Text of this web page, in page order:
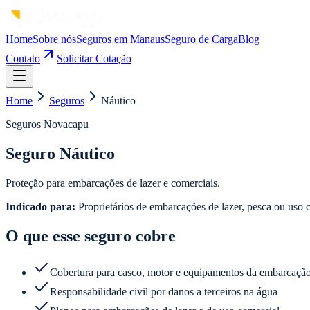
HomeSobre nósSeguros em ManausSeguro de CargaBlog
Contato
Solicitar Cotação
Home Seguros
Náutico
Seguros Novacapu
Seguro Náutico
Proteção para embarcações de lazer e comerciais.
Indicado para: Proprietários de embarcações de lazer, pesca ou uso
O que esse seguro cobre
Cobertura para casco, motor e equipamentos da
Responsabilidade civil por danos a terceiros na água